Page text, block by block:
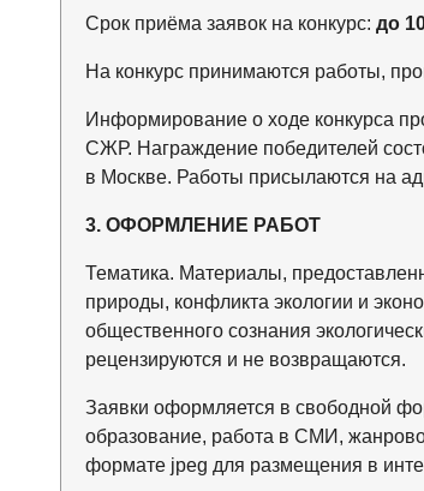
Срок приёма заявок на конкурс: до
На конкурс принимаются работы,
Информирование о ходе конкурса
СЖР. Награждение победителей
в Москве. Работы присылаются на
3. ОФОРМЛЕНИЕ РАБОТ
Тематика. Материалы,
природы, конфликта экологии и
общественного сознания
рецензируются и не возвращаются.
Заявки оформляется в свободной
образование, работа в СМИ,
формате jpeg для размещения в